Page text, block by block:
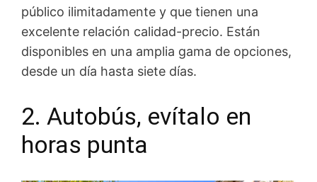
público ilimitadamente y que tienen una
excelente relación calidad-precio. Están
disponibles en una amplia gama de opciones,
desde un día hasta siete días.
2. Autobús, evítalo en
horas punta